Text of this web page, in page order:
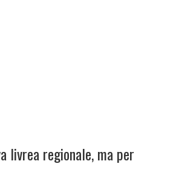
livrea regionale, ma per